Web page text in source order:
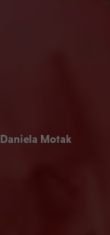
Daniela Motak